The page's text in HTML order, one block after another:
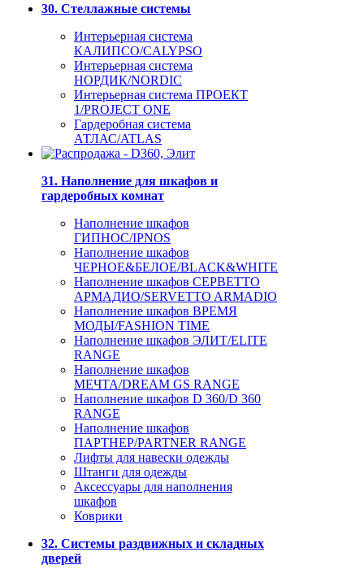
30. Стеллажные системы
Интерьерная система
КАЛИПСО/CALYPSO
Интерьерная система
НОРДИК/NORDIC
Интерьерная система ПРОЕКТ
1/PROJECT ONE
Гардеробная система
АТЛАС/ATLAS
31. Наполнение для шкафов и
гардеробных комнат
Наполнение шкафов
ГИПНОС/IPNOS
Наполнение шкафов
ЧЕРНОЕ&БЕЛОЕ/BLACK&WHITE
Наполнение шкафов СЕРВЕТТО
АРМАДИО/SERVETTO ARMADIO
Наполнение шкафов ВРЕМЯ
МОДЫ/FASHION TIME
Наполнение шкафов ЭЛИТ/ELITE
RANGE
Наполнение шкафов
МЕЧТА/DREAM GS RANGE
Наполнение шкафов D 360/D 360
RANGE
Наполнение шкафов
ПАРТНЕР/PARTNER RANGE
Лифты для навески одежды
Штанги для одежды
Аксессуары для наполнения
шкафов
Коврики
32. Системы раздвижных и складных
дверей